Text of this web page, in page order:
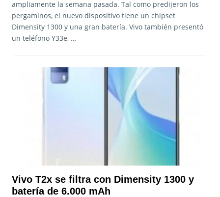
ampliamente la semana pasada. Tal como predijeron los
pergaminos, el nuevo dispositivo tiene un chipset
Dimensity 1300 y una gran batería. Vivo también presentó
un teléfono Y33e, …
Vivo T2x se filtra con Dimensity 1300 y
batería de 6.000 mAh